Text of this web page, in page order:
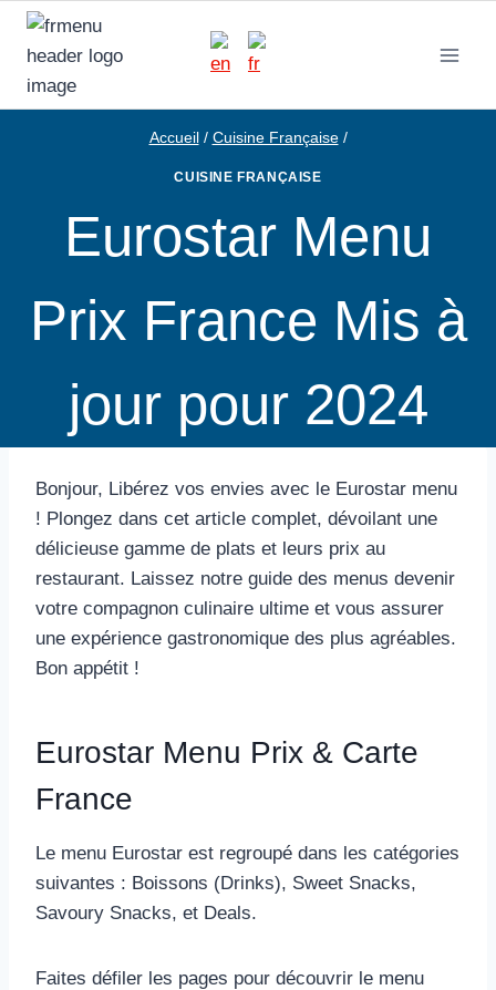
Aller
contenu
Accueil / Cuisine Française /
CUISINE FRANÇAISE
Eurostar Menu
Prix France Mis à
jour pour 2024
Bonjour, Libérez vos envies avec le Eurostar menu
! Plongez dans cet article complet, dévoilant une
délicieuse gamme de plats et leurs prix au
restaurant. Laissez notre guide des menus devenir
votre compagnon culinaire ultime et vous assurer
une expérience gastronomique des plus agréables.
Bon appétit !
Eurostar Menu Prix & Carte
France
Le menu Eurostar est regroupé dans les catégories
suivantes : Boissons (Drinks), Sweet Snacks,
Savoury Snacks, et Deals.
Faites défiler les pages pour découvrir le menu